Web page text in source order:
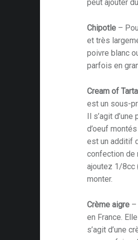
peut ajouter
Chipotle –
et très
poivre blanc
parfois en
Cream of
est un sous-
Il s’agit
d’oeuf
est un additif
confection de
ajoutez 1/8cc
monter.
Crème aigre –
en France.
s’agit d’une